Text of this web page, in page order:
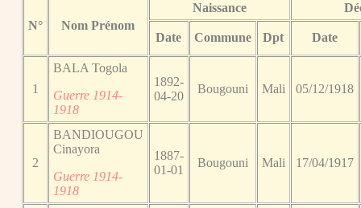
N° Nom Prénom
Naissance
Date Commune Dpt Date
1
BALA Togola
Guerre 1914-
1918
1892-
04-20
Bougouni Mali 05/12/1918
2
BANDIOUGOU
Cinayora
Guerre 1914-
1918
1887-
01-01
Bougouni Mali 17/04/1917